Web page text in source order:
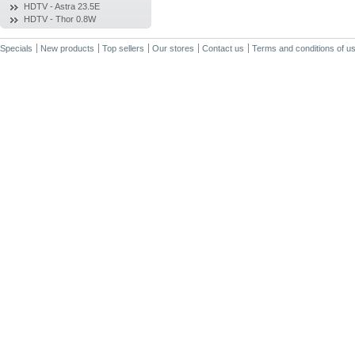
HDTV - Astra 23.5E
HDTV - Thor 0.8W
Specials New products Top sellers Our stores Contact us Terms and conditions of